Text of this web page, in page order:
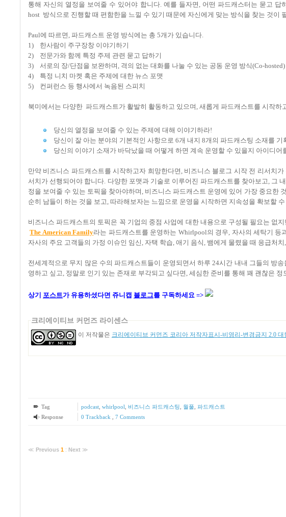
통해 자신의 열정을 보여줄 수 있어야 합니다. 예를 들자면, 어떤 파드캐스터는 묻고
host 방식으로 진행할 때 편함한을 느낄 수 있기 때문에 자신에게 맞는 방식을 찾는 것이
Paul에 따르면, 파드캐스트 운영 방식에는 총 5개가 있습니다.
1) 한사람이 주구장창 이야기하기
2) 전문가와 함께 특정 주제 관련 묻고 답하기
3) 서로의 장/단점을 보완하며, 격의 없는 대화를 나눌 수 있는 공동 운영 방식(Co-
4) 특정 니치 마켓 혹은 주제에 대한 뉴스 포맷
5) 컨퍼런스 등 행사에서 녹음된 스피치
북미에서는 다양한 파드캐스트가 활발히 활동하고 있으며, 새롭게 파드캐스트를 시작
당신의 열정을 보여줄 수 있는 주제에 대해 이야기하라!
당신이 잘 아는 분야의 기본적인 사항으로 6개 내지 8개의 파드캐스팅 소재를 기
당신의 이야기 소재가 바닥났을 때 어떻게 하면 계속 운영할 수 있을지 아이디어
만약 비즈니스 파드캐스트를 시작하고자 희망한다면, 비즈니스 블로그 시작 전 리서치
서치가 선행되어야 합니다. 다양한 포맷과 기술로 이루어진 파드캐스트를 찾아보고, 그
정을 보여줄 수 있는 토픽을 찾아야하며, 비즈니스 파드캐스트 운영에 있어 가장 중요한
순히 남들이 하는 것을 보고, 따라해보자는 느낌으로 운영을 시작하면 지속성을 확보할 수
비즈니스 파드캐스트의 토픽은 꼭 기업의 중점 사업에 대한 내용으로 구성될 필요는 없
The American Family라는 파드캐스트를 운영하는 Whirlpool의 경우, 자사의 세탁기
자사의 주요 고객들의 가정 이슈인 임신, 자택 학습, 애기 음식, 뱀에게 물렸을 때 응급처
전세계적으로 무지 많은 수의 파드캐스트들이 운영되면서 하루 24시간 내내 그들의 방
영하고 싶고, 정말로 인기 있는 존재로 부각되고 싶다면, 세심한 준비를 통해 꽤 괜찮은
상기 포스트가유용하셨다면 쥬니캡 블로그를 구독하세요 =>
크리에이티브 커먼즈 라이센스
이 저작물은 크리에이티브 커먼즈 코리아 저작자표시-비영리-변경금지 2.0 대
Tag podcast, whirlpool 비즈니스 파드캐스팅 월풀, 파드캐스트
Response
0 Trackback 7Comments
≪ Previous 1 : Next ≫